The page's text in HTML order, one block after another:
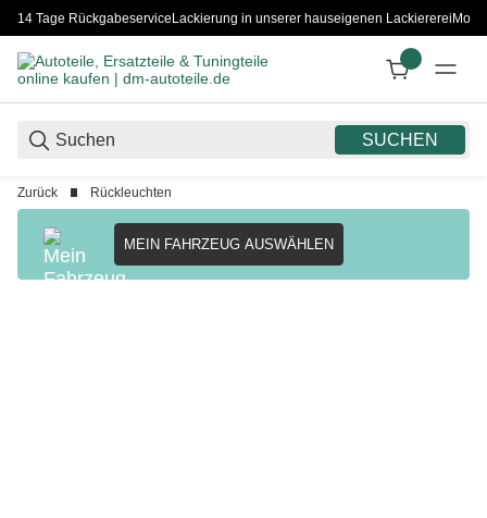
14 Tage RückgabeserviceLackierung in unserer hauseigenen Lackiererei
SUCHEN
Zurück Rückleuchten
MEIN FAHRZEUG AUSWÄHLEN